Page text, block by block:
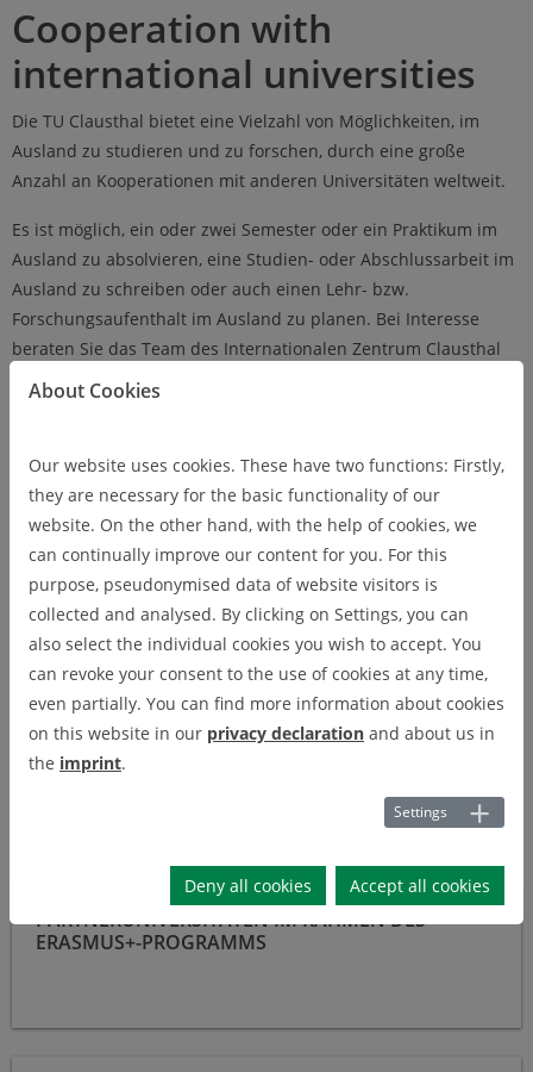
Cooperation with
international universities
Die TU Clausthal bietet eine Vielzahl von Möglichkeiten, im
Ausland zu studieren und zu forschen, durch eine große
Anzahl an Kooperationen mit anderen Universitäten weltweit.
Es ist möglich, ein oder zwei Semester oder ein Praktikum im
Ausland zu absolvieren, eine Studien- oder Abschlussarbeit im
Ausland zu schreiben oder auch einen Lehr- bzw.
Forschungsaufenthalt im Ausland zu planen. Bei Interesse
beraten Sie das Team des Internationalen Zentrum Clausthal
(IZC) gerne über die vielfältigen Möglichkeiten, Ihren Aufenthalt
Übersicht der Partneruniversitäten der TU
Clausthal mit einem Studienangebot im
Bereich Bergbau
https://www.izc.tu-clausthal.de/wege-ins-
ausland/partneruniversitaeten/erasmus
PARTNERUNIVERSITÄTEN IM RAHMEN DES
ERASMUS+-PROGRAMMS
About Cookies
Our website uses cookies. These have two functions: Firstly,
they are necessary for the basic functionality of our
website. On the other hand, with the help of cookies, we
can continually improve our content for you. For this
purpose, pseudonymised data of website visitors is
collected and analysed. By clicking on Settings, you can
also select the individual cookies you wish to accept. You
can revoke your consent to the use of cookies at any time,
even partially. You can find more information about cookies
on this website in our privacy declaration and about us in
the imprint.
Settings
Deny all cookies Accept all cookies